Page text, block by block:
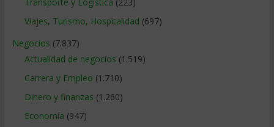
Viajes, Turismo, Hospitalidad (697)
Negocios (7.837)
Actualidad de negocios (1.519)
Carrera y Empleo (1.710)
Dinero y finanzas (1.260)
Economía (947)